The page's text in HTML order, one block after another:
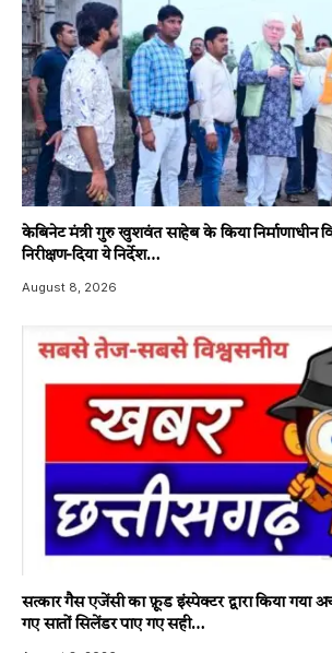
केबिनेट मंत्री गुरु खुशवंत साहेब के किया निर्माणाधीन
निरीक्षण-दिया ये निर्देश…
August 8, 2026
सत्कार गैस एजेंसी का फ़ूड इंस्पेक्टर द्वारा किया गया
गए सातों सिलेंडर पाए गए सही…